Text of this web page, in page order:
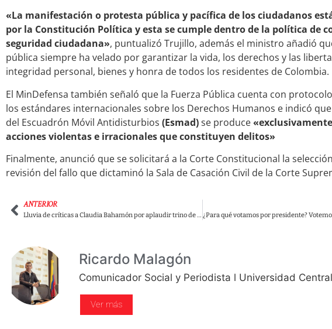
«La manifestación o protesta pública y pacífica de los ciudadanos
por la Constitución Política y esta se cumple dentro de la política de
seguridad ciudadana», puntualizó Trujillo, además el ministro añadió
pública siempre ha velado por garantizar la vida, los derechos y las
integridad personal, bienes y honra de todos los residentes de Colombia.
El MinDefensa también señaló que la Fuerza Pública cuenta con
los estándares internacionales sobre los Derechos Humanos e indicó
del Escuadrón Móvil Antidisturbios (Esmad)se produce
acciones violentas e irracionales que constituyen delitos»
Finalmente, anunció que se solicitará a la Corte Constitucional la
revisión del fallo que dictaminó la Sala de Casación Civil de la Corte
ANTERIOR
Lluvia de críticas a Claudia Bahamón por aplaudir trino de Duque sobre defensa de páramos
Ricardo Malagón
Comunicador Social y Periodista l Universidad Central
Ver más